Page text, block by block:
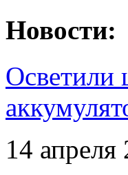
Новости:
Осветили
14 апреля